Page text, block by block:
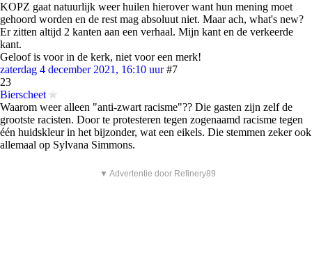
KOPZ gaat natuurlijk weer huilen hierover want hun mening moet
gehoord worden en de rest mag absoluut niet. Maar ach, what's new?
Er zitten altijd 2 kanten aan een verhaal. Mijn kant en de verkeerde
kant.
Geloof is voor in de kerk, niet voor een merk!
zaterdag 4 december 2021, 16:10 uur #7
23
Bierscheet
Waarom weer alleen "anti-zwart racisme"?? Die gasten zijn zelf de
grootste racisten. Door te protesteren tegen zogenaamd racisme tegen
één huidskleur in het bijzonder, wat een eikels. Die stemmen zeker ook
allemaal op Sylvana Simmons.
▼ Advertentie door Refinery89